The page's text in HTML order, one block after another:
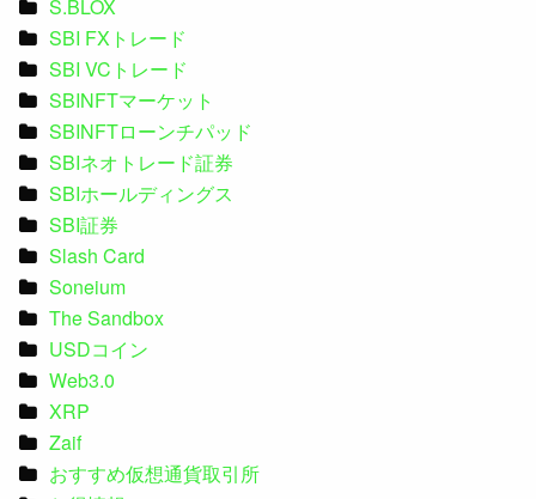
S.BLOX
SBI FXトレード
SBI VCトレード
SBINFTマーケット
SBINFTローンチパッド
SBIネオトレード証券
SBIホールディングス
SBI証券
Slash Card
Soneium
The Sandbox
USDコイン
Web3.0
XRP
Zaif
おすすめ仮想通貨取引所